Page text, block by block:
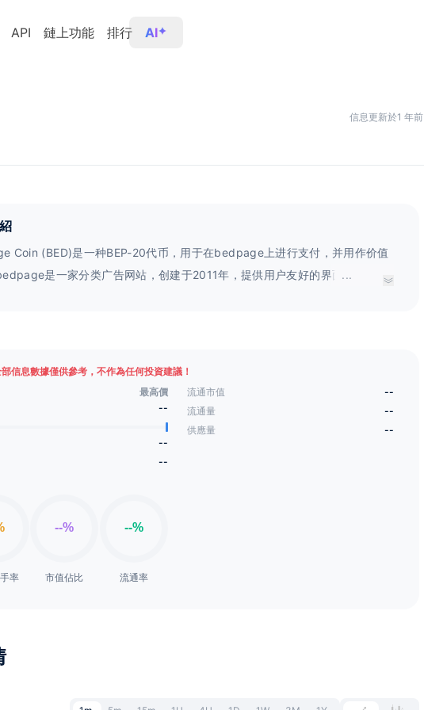
API 鏈上功能 排行 AI
信息更新於1 年前
Coin (BED)是一种BEP-20代币，用于在bedpage上进行支付，并用作价值
是一家分类广告网站，创建于2011年，提供用户友好的界面，多种类
...
信息數據僅供參考，不作為任何投資建議！
最高價
--
--
--
率 市值佔比 流通率
流通市值
--
流通量
--
供應量
--